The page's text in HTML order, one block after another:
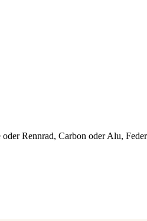
Rennrad, Carbon oder Alu,